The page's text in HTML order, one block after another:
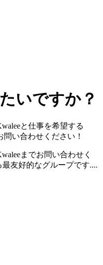
いですか？
と仕事を希望する
い合わせください！
までお問い合わせく
友好的なグループです....